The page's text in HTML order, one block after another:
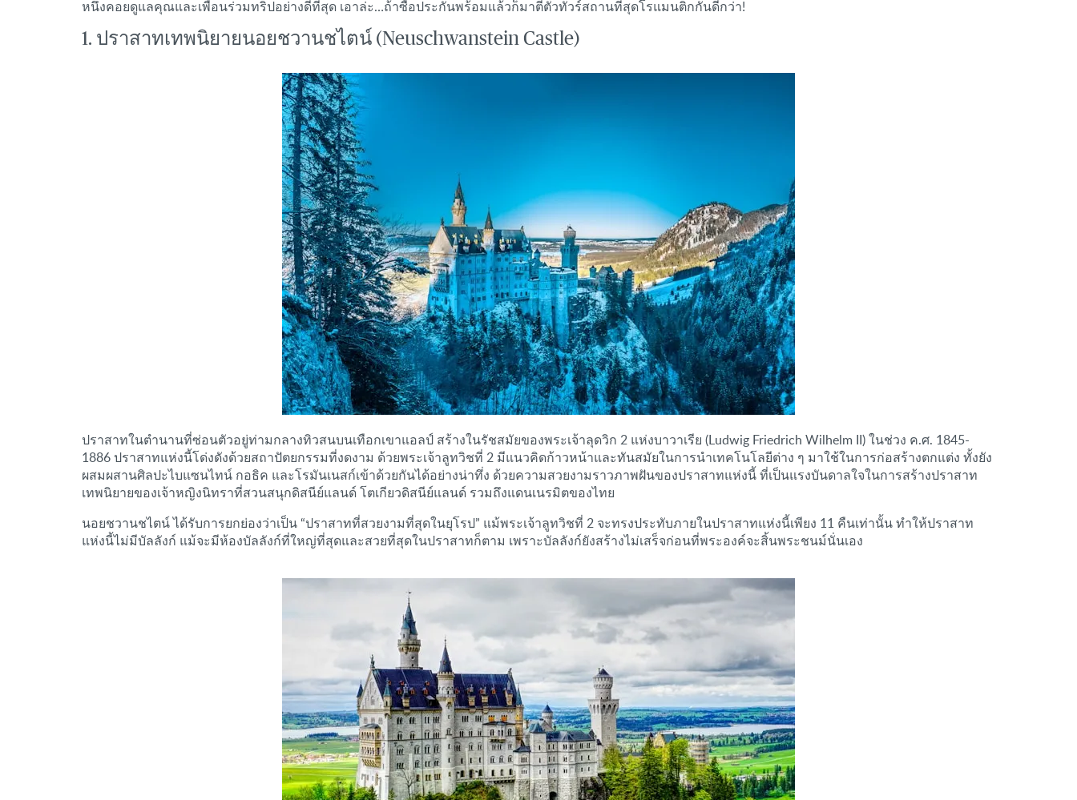
หนึ่งคอยดูแลคุณและเพื่อนร่วมทริปอย่างดีที่สุด เอาล่ะ…ถ้าซื้อประกันพร้อมแล้วก็มาตีตั๋วทัวร์สถานที่สุดโรแมนติกกันดีกว่า!
1. ปราสาทเทพนิยายนอยชวานชไตน์ (Neuschwanstein Castle)
ปราสาทในตำนานที่ซ่อนตัวอยู่ท่ามกลางทิวสนบนเทือกเขาแอลป์ สร้างในรัชสมัยของพระเจ้าลุดวิก 2 แห่งบาวาเรีย (Ludwig Friedrich Wilhelm II) ในช่วง ค.ศ. 1845-
1886 ปราสาทแห่งนี้โด่งดังด้วยสถาปัตยกรรมที่งดงาม ด้วยพระเจ้าลูทวิชที่ 2 มีแนวคิดก้าวหน้าและทันสมัยในการนำเทคโนโลยีต่าง ๆ มาใช้ในการก่อสร้างตกแต่ง ทั้งยัง
ผสมผสานศิลปะไบแซนไทน์ กอธิค และโรมันเนสก์เข้าด้วยกันได้อย่างน่าทึ่ง ด้วยความสวยงามราวภาพฝันของปราสาทแห่งนี้ ที่เป็นแรงบันดาลใจในการสร้างปราสาท
เทพนิยายของเจ้าหญิงนิทราที่สวนสนุกดิสนีย์แลนด์ โตเกียวดิสนีย์แลนด์ รวมถึงแดนเนรมิตของไทย
นอยชวานชไตน์ ได้รับการยกย่องว่าเป็น “ปราสาทที่สวยงามที่สุดในยุโรป” แม้พระเจ้าลูทวิชที่ 2 จะทรงประทับภายในปราสาทแห่งนี้เพียง 11 คืนเท่านั้น ทำให้ปราสาท
แห่งนี้ไม่มีบัลลังก์ แม้จะมีห้องบัลลังก์ที่ใหญ่ที่สุดและสวยที่สุดในปราสาทก็ตาม เพราะบัลลังก์ยังสร้างไม่เสร็จก่อนที่พระองค์จะสิ้นพระชนม์นั่นเอง